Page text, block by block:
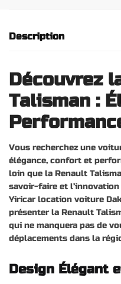
Description
Découvrez
Talisman :
Vous recherchez une
élégance, confort et
loin que la Renault
savoir-faire et l’innovation
Yiricar location voiture
présenter la Renault
qui ne manquera pas de
déplacements dans la
Design Élégant